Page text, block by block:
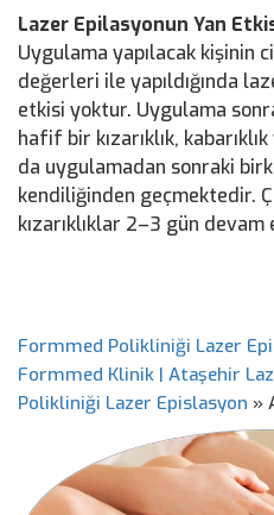
Lazer Epilasyonun Yan
Uygulama yapılacak kişinin
değerleri ile yapıldığında
etkisi yoktur. Uygulama
hafif bir kızarıklık,
da uygulamadan sonraki
kendiliğinden geçmektedir.
kızarıklıklar 2–3 gün devam
Formmed Polikliniği Lazer
Formmed Klinik | Ataşehir
Polikliniği Lazer Epislasyon »